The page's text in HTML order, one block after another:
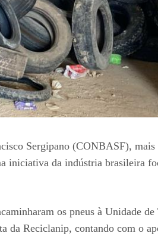
Sergipano (CONBASF),
iniciativa da indústria brasileira
os pneus à Unidade de
da Reciclanip, contando com o